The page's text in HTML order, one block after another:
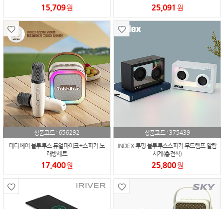
15,709원 25,091 원
상품코드 : 656292
테디베어 블루투스 듀얼마이크+스피커 노
래방세트
17,400원
상품코드 : 375439
INDEX 투명 블루투스스피커 무드램프 알람
시계(충전식)
25,800원